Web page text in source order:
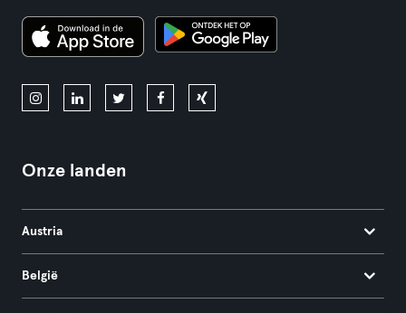
Onze landen
Austria
België